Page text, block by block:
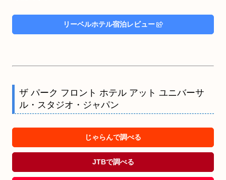
リーベルホテル宿泊レビュー
ザ パーク フロント ホテル アット ユニバーサ
ル・スタジオ・ジャパン
じゃらんで調べる
JTBで調べる